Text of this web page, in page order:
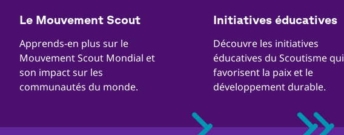
Links
Le Mouvement Scout
Apprends-en plus sur le
Mouvement Scout Mondial et
son impact sur les
communautés du monde.
Initiatives éducatives
Découvre les initiatives
éducatives du Scoutisme qui
favorisent la paix et le
développement durable.